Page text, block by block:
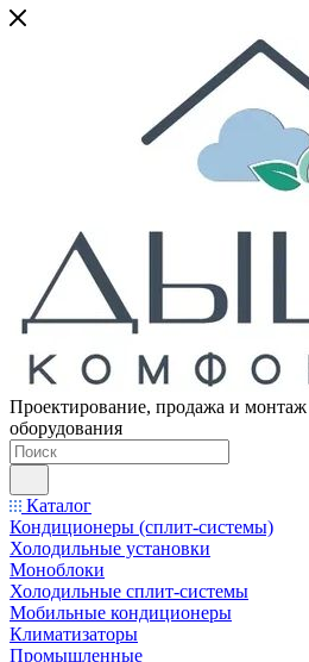
Проектирование, продажа и
оборудования
Каталог
Кондиционеры (сплит-системы)
Холодильные установки
Моноблоки
Холодильные сплит-системы
Мобильные кондиционеры
Климатизаторы
Промышленные